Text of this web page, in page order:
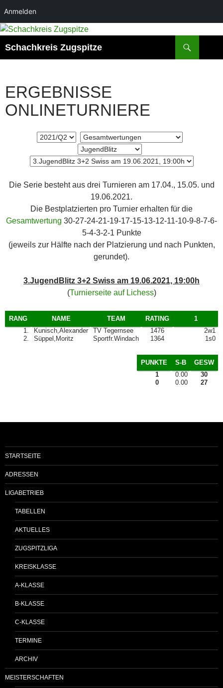
Anmelden
Zum
springen
Schachkreis Zugspitze
ERGEBNISSE
ONLINETURNIERE
Die Serie besteht aus drei Turnieren am 17.04., 15.05. und
19.06.2021.
Die Bestplatzierten pro Turnier erhalten für die
Gesamtwertung 30-27-24-21-19-17-15-13-12-11-10-9-8-7-6-
5-4-3-2-1 Punkte
(jeweils zur Hälfte nach der Platzierung und nach Punkten,
gerundet).
3.JugendBlitz 3+2 Swiss am 19.06.2021, 19:00h
(Turnierseite auf Lichess)
RANG NAME TEAM
RATING
1.
Kunisch,Alexander TV Tegernsee
1476
2.
Süppel,Moritz Sportfr.Windach 1364
PUNKTE S-B
GESW
1
0.00
30
0
0.00 27
1
2w1
1s0
STARTSEITE
ADRESSEN
LIGABETRIEB
TABELLEN
AKTUELLES
ZUGSPITZLIGA
KREISKLASSE
A-KLASSE
B-KLASSE
C-KLASSE
TERMINE
ARCHIV
MEISTERSCHAFTEN